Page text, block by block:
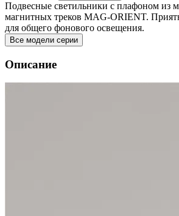
Подвесные светильники с плафоном из
магнитных треков MAG-ORIENT.
для общего фонового освещения.
Все модели серии
Описание